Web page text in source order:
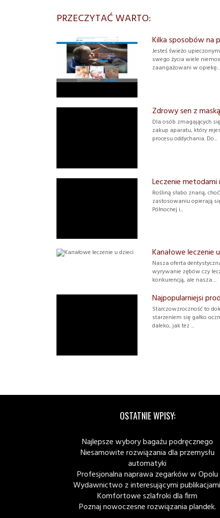
PRZECZYTAĆ WARTO:
Kilka sposobów na
Jesteś świeżo
swego życia wiele
zaangażowani w opiekę...
Zdrowy sen z
Dla osób zmagających
zakup aparatu, który
procesu oddychania. Do...
Leczenie
Rośliną słabo znaną,
zastosowaniu opierają
Północnej i...
Kanałowe leczenie
Nasza oferta
wyrywanie zębów czy
konkurencją, ale nasza ...
Najpopularniejsi
Starczowzroczność to
starzeniem się gałko
daleko, jak tez ...
OSTATNIE WPISY:
Najlepsze wybory bagażu podręcznego
Niesamowite rozwiązania dla przemysłu
automatyki
Profesjonalna naprawa zegarków w Opolu
Wydawnictwo z interesującymi
Komfortowe szlafroki dla firm
Poznaj nowoczesne rozwiązania plandek.